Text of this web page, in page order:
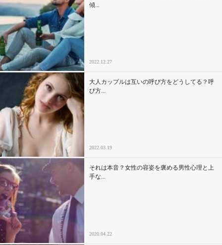
傾...
2022.12.27
大人カップルは互いの呼び方をどうしてる？呼
び方...
2022.03.19
それは本音？女性の容姿を褒める男性心理と上
手な...
2020.04.22